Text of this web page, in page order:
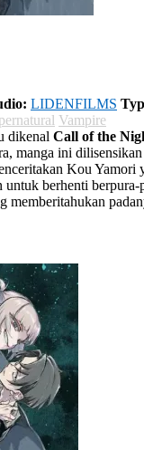
LIDENFILMS
Vampire
dikenal Call of the
manga ini
Kou Yamori
untuk berhenti
memberitahukan